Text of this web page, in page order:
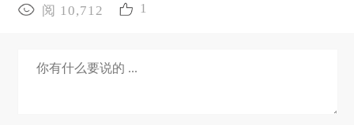
阅 10,712 1